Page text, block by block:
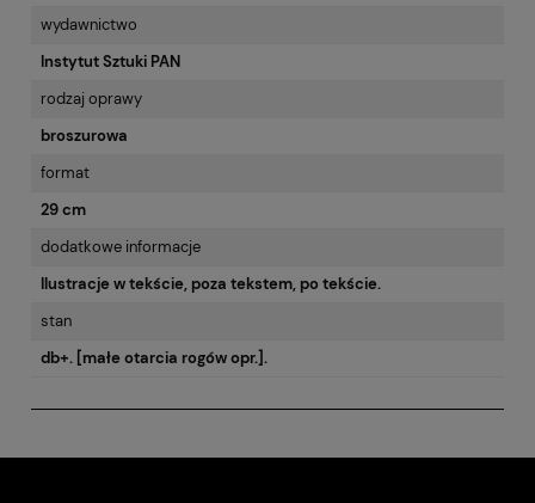
wydawnictwo
Instytut Sztuki PAN
rodzaj oprawy
broszurowa
format
29 cm
dodatkowe informacje
Ilustracje w tekście, poza tekstem, po tekście.
stan
db+. [małe otarcia rogów opr.].